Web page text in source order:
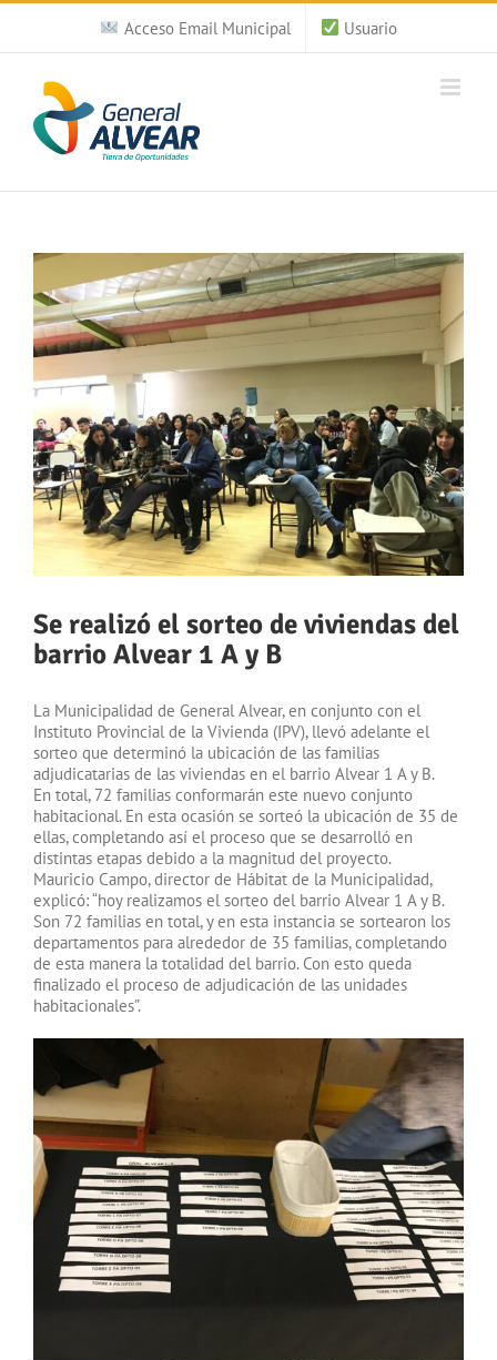
Saltar
contenido
Acceso Email Municipal Usuario
Ver
imagen
más
grande
Se realizó el sorteo de viviendas del
barrio Alvear 1 A y B
La Municipalidad de General Alvear, en conjunto con el
Instituto Provincial de la Vivienda (IPV), llevó adelante el
sorteo que determinó la ubicación de las familias
adjudicatarias de las viviendas en el barrio Alvear 1 A y B.
En total, 72 familias conformarán este nuevo conjunto
habitacional. En esta ocasión se sorteó la ubicación de 35 de
ellas, completando así el proceso que se desarrolló en
distintas etapas debido a la magnitud del proyecto.
Mauricio Campo, director de Hábitat de la Municipalidad,
explicó: “hoy realizamos el sorteo del barrio Alvear 1 A y B.
Son 72 familias en total, y en esta instancia se sortearon los
departamentos para alrededor de 35 familias, completando
de esta manera la totalidad del barrio. Con esto queda
finalizado el proceso de adjudicación de las unidades
habitacionales”.